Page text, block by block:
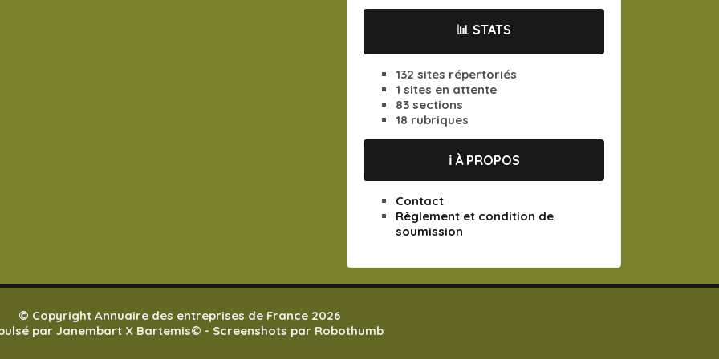
📊 STATS
132 sites répertoriés
1 sites en attente
83 sections
18 rubriques
ℹ️ À PROPOS
Contact
Règlement et condition de
soumission
© Copyright Annuaire des entreprises de France 2026
par Janembart X Bartemis© - Screenshots par Robothumb